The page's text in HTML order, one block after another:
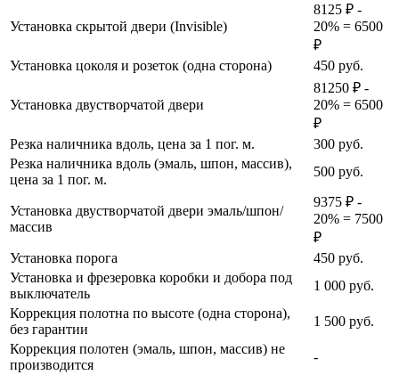
Установка скрытой двери (Invisible)
8125 ₽ -
20% = 6500
₽
Установка цоколя и розеток (одна сторона)
450 руб.
Установка двустворчатой двери
81250 ₽ -
20% = 6500
₽
Резка наличника вдоль, цена за 1 пог. м.
300 руб.
Резка наличника вдоль (эмаль, шпон, массив),
цена за 1 пог. м.
500 руб.
Установка двустворчатой двери эмаль/шпон/
массив
9375 ₽ -
20% = 7500
₽
Установка порога
450 руб.
Установка и фрезеровка коробки и добора под
выключатель
1 000 руб.
Коррекция полотна по высоте (одна сторона),
без гарантии
1 500 руб.
Коррекция полотен (эмаль, шпон, массив) не
производится
-